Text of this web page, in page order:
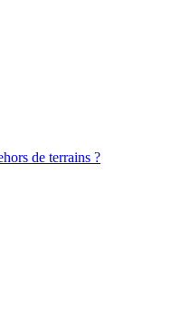
de terrains ?